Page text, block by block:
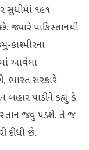
સુધીમાં ૧૯૧
જ્યારે પાકિસ્તાનથી
કાશ્મીરના
આવેલા
ભારત સરકારે
બહાર પાડીને કહ્યું કે
જવું પડશે. તે જ
દીધી છે.